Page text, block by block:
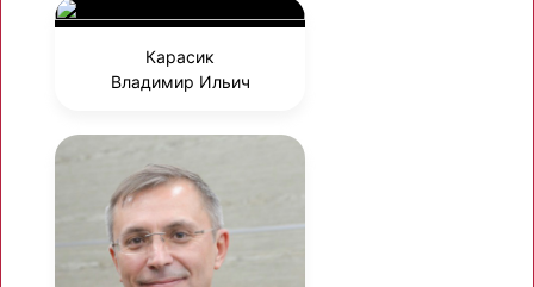
Карасик
Владимир Ильич